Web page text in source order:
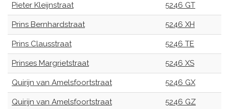
Pieter Kleijnstraat 5246 GT
Prins Bernhardstraat 5246 XH
Prins Clausstraat 5246 TE
Prinses Margrietstraat 5246 XS
Quirijn van Amelsfoortstraat 5246 GX
Quirijn van Amelsfoortstraat 5246 GZ